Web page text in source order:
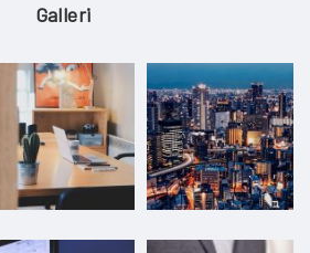
Galleri